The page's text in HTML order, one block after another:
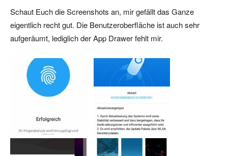
Schaut Euch die Screenshots an, mir gefällt das Ganze
eigentlich recht gut. Die Benutzeroberfläche ist auch sehr
aufgeräumt, lediglich der App Drawer fehlt mir.